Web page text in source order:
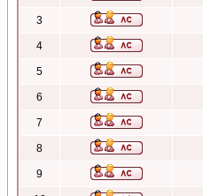
3
4
5
6
7
8
9